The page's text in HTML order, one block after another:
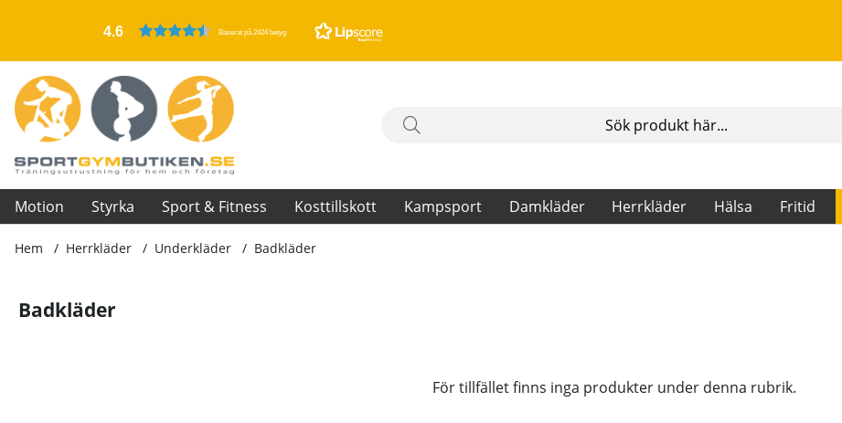
4.6 Baserat på 2424 betyg
Motion Styrka Sport & Fitness Kosttillskott Kampsport Damkläder Herrkläder Hälsa Fritid
Hem Herrkläder Underkläder Badkläder
Badkläder
För tillfället finns inga produkter under denna rubrik.